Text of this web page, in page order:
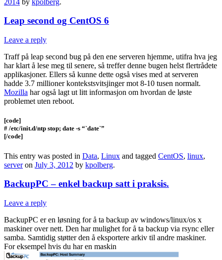
Leap second og CentOS 6
Leave a reply
Traff på leap second bug på den ene serveren hjemme, utifra hva jeg
har klart å lese meg til senere, så treffer denne bugen helst flertrådete
applikasjoner. Ellers så kunne dette også vises med at serveren
hadde 3.7 millioner kontekstsvitsjinger mot 8-10 tusen normalt.
Mozilla har også lagt ut litt informasjon om hvordan de løste
problemet uten reboot.
[code]
# /etc/init.d/ntp stop; date -s “`date`”
[/code]
This entry was posted in Data, Linux and tagged CentOS, linux,
serveron July 3, 2012 by kpolberg.
BackupPC – enkel backup satt i praksis.
Leave a reply
BackupPC er en løsning for å ta backup av windows/linux/os x
maskiner over nett. Den har mulighet for å ta backup via rsync eller
samba. Samtidig støtter den å eksportere arkiv til andre maskiner.
For eksempel hvis du har en maskin